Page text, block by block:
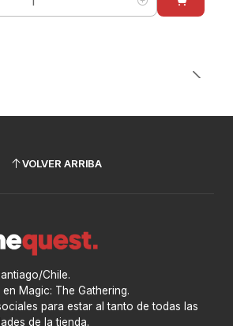
VOLVER ARRIBA
Chile.
Magic: The Gathering.
para estar al tanto de todas las
de la tienda.